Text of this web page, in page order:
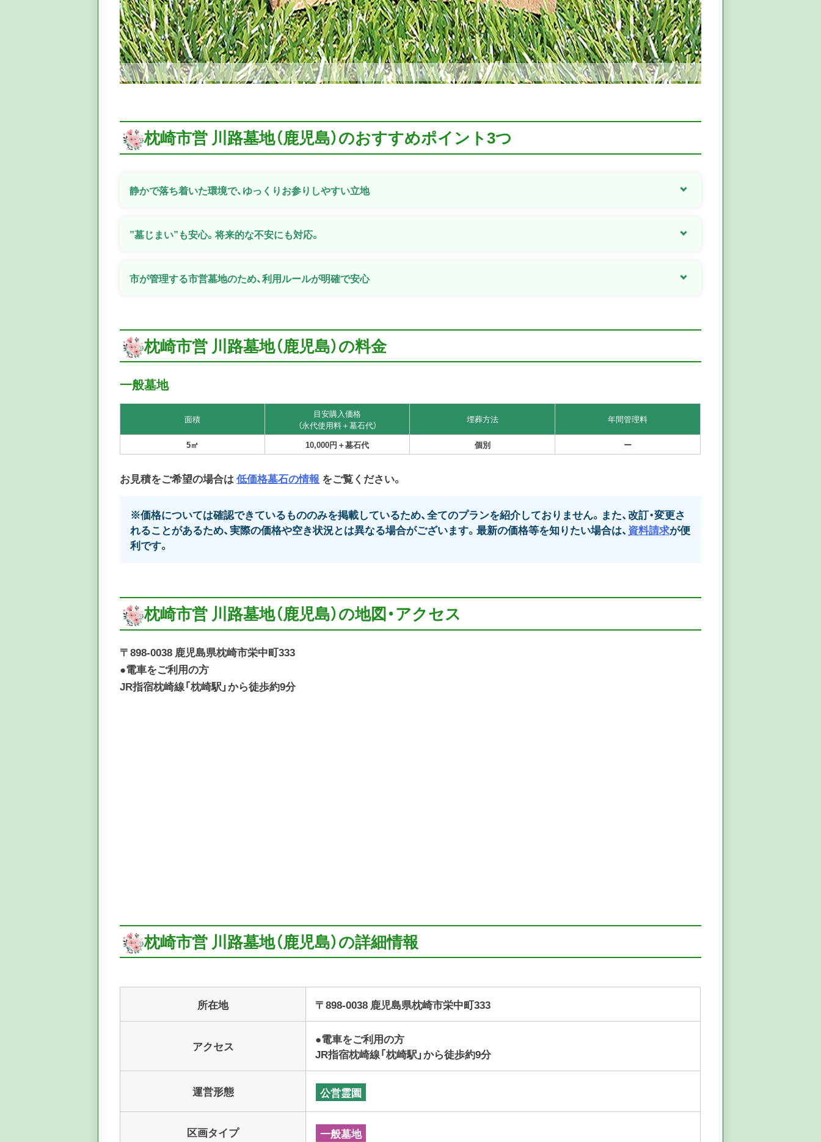
枕崎市営 川路墓地（鹿児島）のおすすめポイント3つ
静かで落ち着いた環境で、ゆっくりお参りしやすい立地
”墓じまい”も安心。将来的な不安にも対応。
市が管理する市営墓地のため、利用ルールが明確で安心
枕崎市営 川路墓地（鹿児島）の料金
一般墓地
面積
目安購入価格
（永代使用料＋墓石代）
埋葬方法 年間管理料
5㎡ 10,000円＋墓石代 個別 ー
お見積をご希望の場合は低価格墓石の情報 をご覧ください。
※価格については確認できているもののみを掲載しているため、全てのプランを紹介しておりません。また、改訂・変更さ
れることがあるため、実際の価格や空き状況とは異なる場合がございます。最新の価格等を知りたい場合は、 資料請求が便
利です。
枕崎市営 川路墓地（鹿児島）の地図・アクセス
〒898-0038 鹿児島県枕崎市栄中町333
●電車をご利用の方
JR指宿枕崎線「枕崎駅」から徒歩約9分
枕崎市営 川路墓地（鹿児島）の詳細情報
所在地 〒898-0038 鹿児島県枕崎市栄中町333
アクセス
●電車をご利用の方
JR指宿枕崎線「枕崎駅」から徒歩約9分
運営形態 公営霊園
区画タイプ 一般墓地